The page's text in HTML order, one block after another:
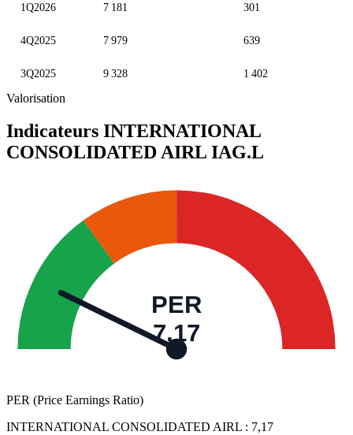
1Q2026 7 181 301
4Q2025 7 979 639
3Q2025 9 328 1 402
Valorisation
Indicateurs INTERNATIONAL
CONSOLIDATED AIRL IAG.L
PER
7,17
PER (Price Earnings Ratio)
INTERNATIONAL CONSOLIDATED AIRL : 7,17